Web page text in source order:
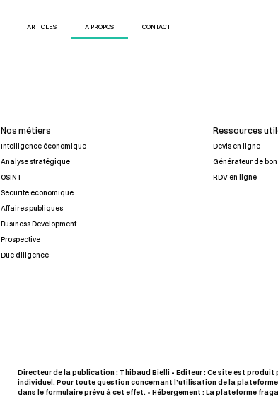
ARTICLES A PROPOS CONTACT
Nos métiers
Intelligence économique
Analyse stratégique
OSINT
Sécurité économique
Affaires publiques
Business Development
Prospective
Due diligence
Ressources
Devis en ligne
Générateur de
RDV en ligne
Directeur de la publication : Thibaud Bielli • Editeur : Ce site est
individuel. Pour toute question concernant l’utilisation de la
dans le formulaire prévu à cet effet. • Hébergement : La plateforme